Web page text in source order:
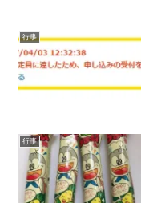
行事
行事